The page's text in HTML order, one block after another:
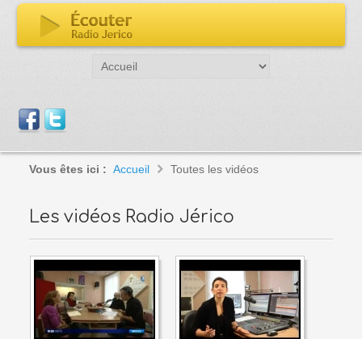
Vous êtes ici : Accueil Toutes les vidéos
Les vidéos Radio Jérico